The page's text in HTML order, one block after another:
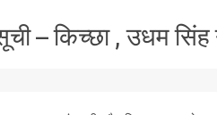
– किच्छा , उधम